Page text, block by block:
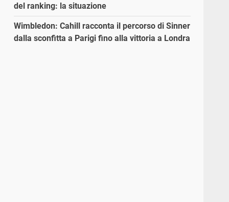
del ranking: la situazione
Wimbledon: Cahill racconta il percorso di Sinner
dalla sconfitta a Parigi fino alla vittoria a Londra